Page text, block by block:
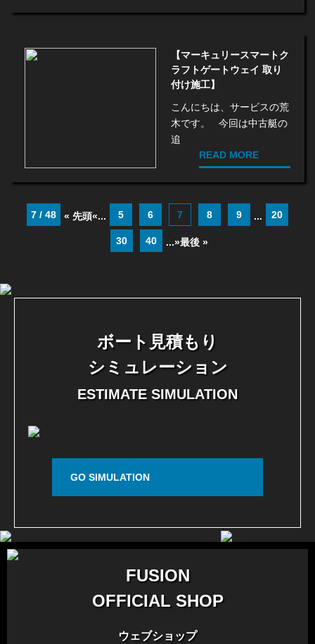
【マーキュリースマートク
ラフトゲートウェイ 取り
付け施工】
こんにちは、サービスの荒
木です。 今回は中古艇の
追
READ MORE
7 / 48 « 先頭«... 5 6 7 8 9 ... 20
30 40 ...»最後 »
ボート見積もり
シミュレーション
ESTIMATE SIMULATION
GO SIMULATION
FUSION
OFFICIAL SHOP
ウェブショップ